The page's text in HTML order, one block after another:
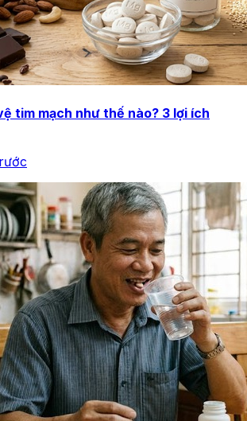
tim mạch như thế nào? 3 lợi ích